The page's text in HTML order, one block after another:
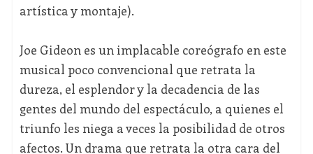
artística y montaje).
Joe Gideon es un implacable coreógrafo en este
musical poco convencional que retrata la
dureza, el esplendor y la decadencia de las
gentes del mundo del espectáculo, a quienes el
triunfo les niega a veces la posibilidad de otros
afectos. Un drama que retrata la otra cara del